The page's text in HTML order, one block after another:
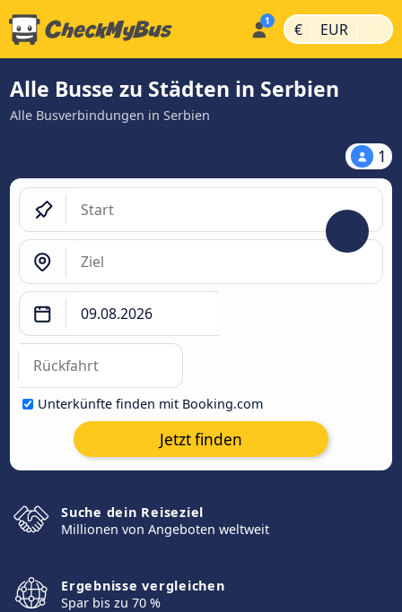
€ | EUR |
Alle Busse zu Städten in Serbien
Alle Busverbindungen in Serbien
1
Unterkünfte finden mit Booking.com
Jetzt finden
Suche dein Reiseziel
Millionen von Angeboten weltweit
Ergebnisse vergleichen
Spar bis zu 70 %